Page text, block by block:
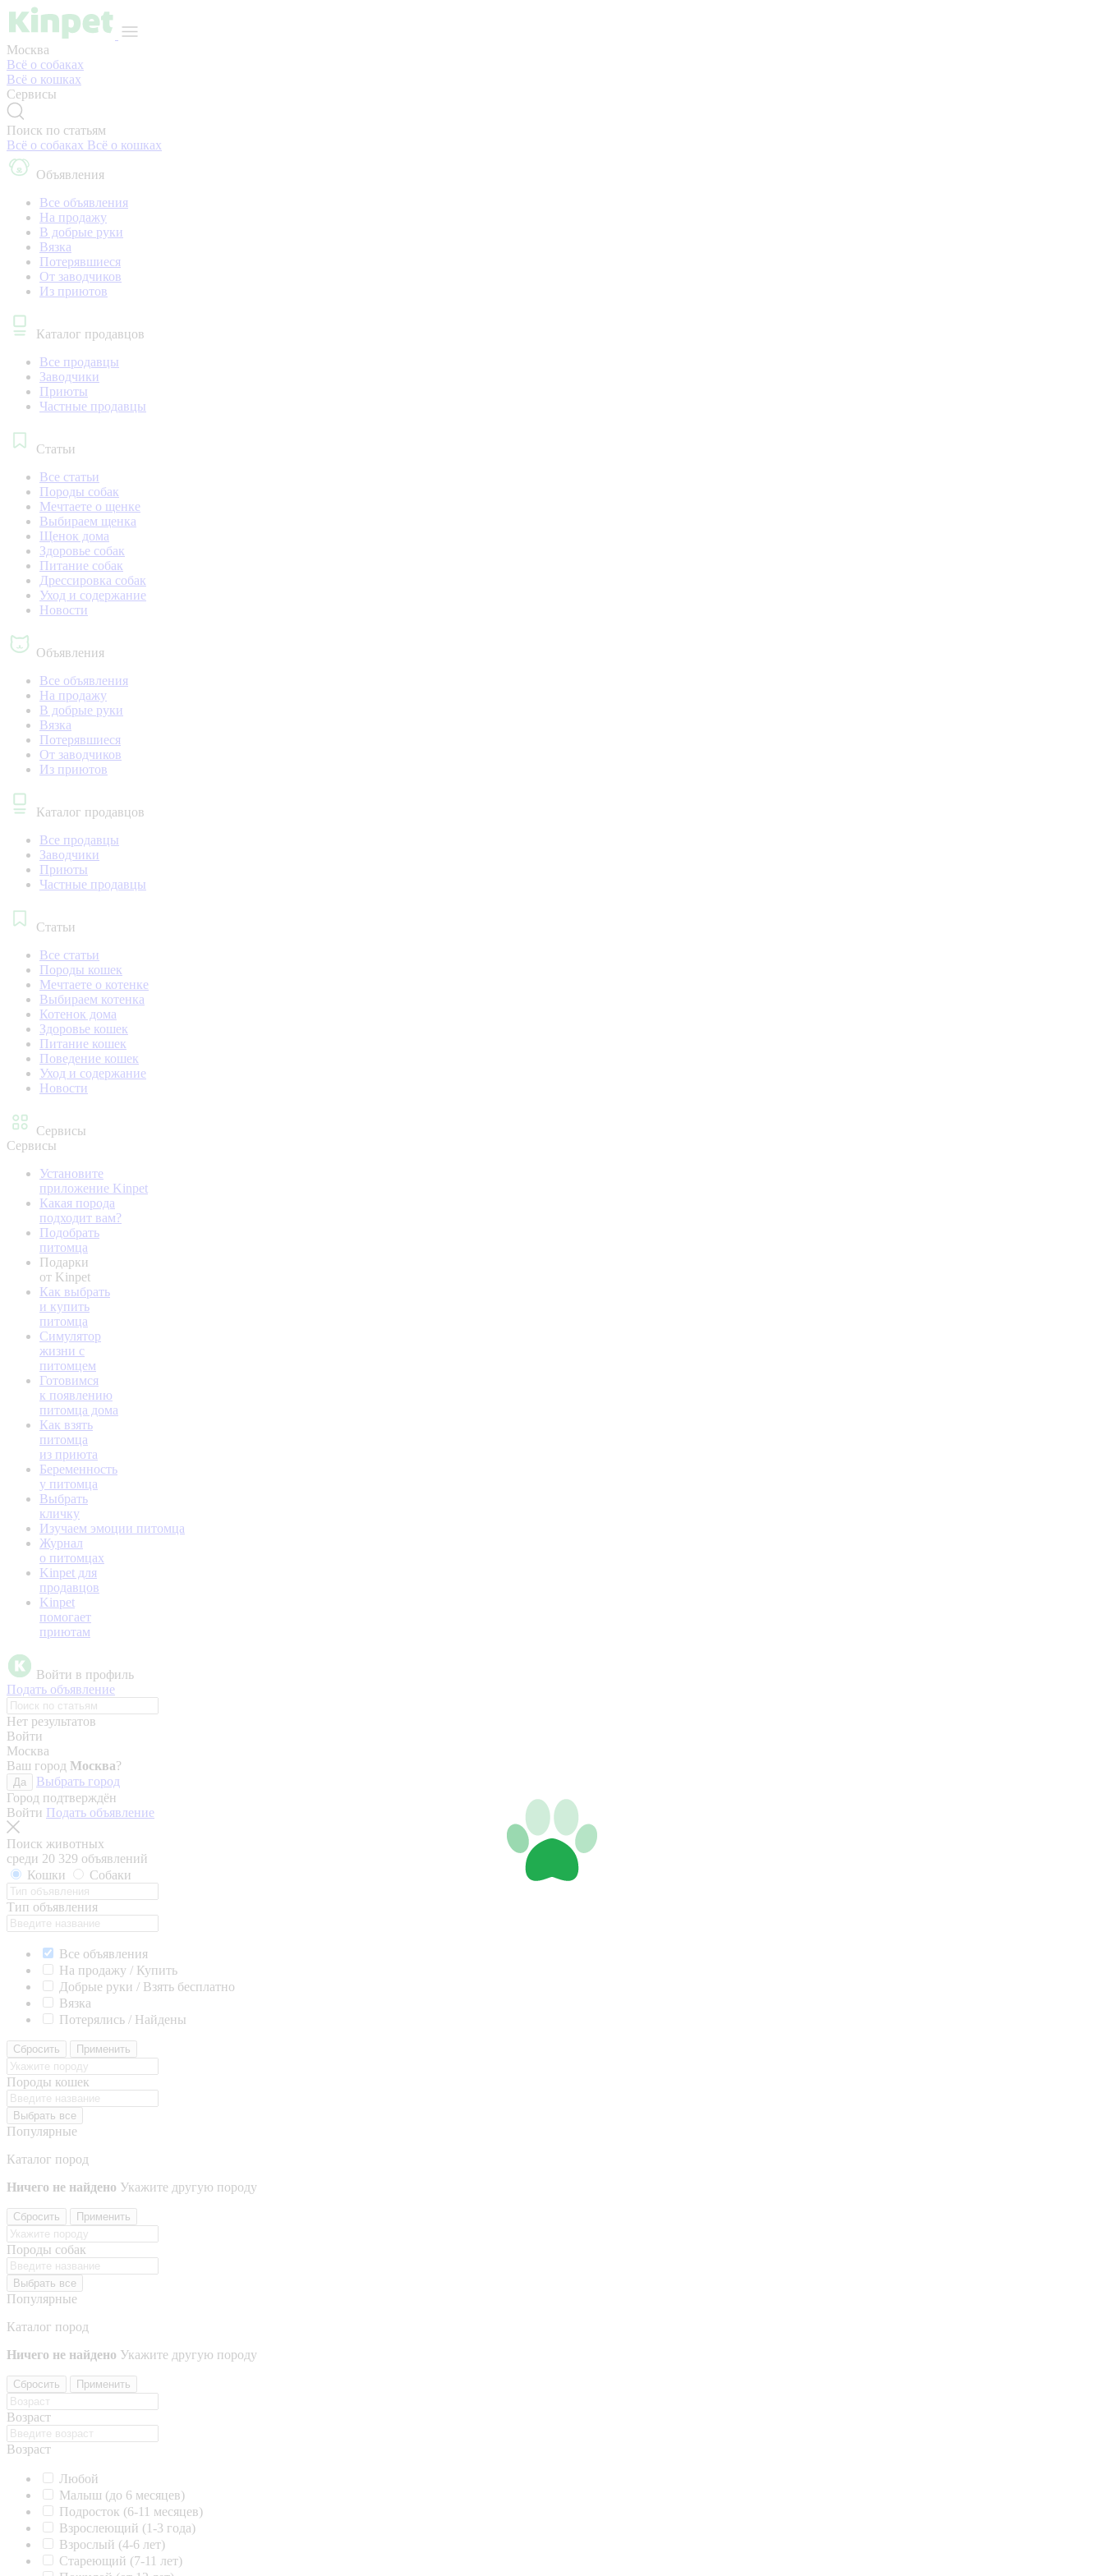
Москва
Всё о собаках
Всё о кошках
Сервисы
Поиск по статьям
Всё о собаках Всё о кошках
Объявления
Все объявления
На продажу
В добрые руки
Вязка
Потерявшиеся
От заводчиков
Из приютов
Каталог продавцов
Все продавцы
Заводчики
Приюты
Частные продавцы
Статьи
Все статьи
Породы собак
Мечтаете о щенке
Выбираем щенка
Щенок дома
Здоровье собак
Питание собак
Дрессировка собак
Уход и содержание
Новости
Объявления
Все объявления
На продажу
В добрые руки
Вязка
Потерявшиеся
От заводчиков
Из приютов
Каталог продавцов
Все продавцы
Заводчики
Приюты
Частные продавцы
Статьи
Все статьи
Породы кошек
Мечтаете о котенке
Выбираем котенка
Котенок дома
Здоровье кошек
Питание кошек
Поведение кошек
Уход и содержание
Новости
Сервисы
Сервисы
Установите
приложение Kinpet
Какая порода
подходит вам?
Подобрать
питомца
Подарки
от Kinpet
Как выбрать
и купить
питомца
Симулятор
жизни с
питомцем
Готовимся
к появлению
питомца дома
Как взять
питомца
из приюта
Беременность
у питомца
Выбрать
кличку
Изучаем эмоции питомца
Журнал
о питомцах
Kinpet для
продавцов
Kinpet
помогает
приютам
Войти в профиль
Подать объявление
Нет результатов
Войти
Москва
Ваш город Москва?
Да
Выбрать город
Город подтверждён
Войти Подать объявление
Поиск животных
среди 20 329 объявлений
Кошки
Собаки
Тип объявления
Все объявления
На продажу / Купить
Добрые руки / Взять бесплатно
Вязка
Потерялись / Найдены
Сбросить Применить
Породы кошек
Выбрать все
Популярные
Каталог пород
Ничего не найдено Укажите другую породу
Сбросить Применить
Породы собак
Выбрать все
Популярные
Каталог пород
Ничего не найдено Укажите другую породу
Сбросить Применить
Возраст
Возраст
Любой
Малыш (до 6 месяцев)
Подросток (6-11 месяцев)
Взрослеющий (1-3 года)
Взрослый (4-6 лет)
Стареющий (7-11 лет)